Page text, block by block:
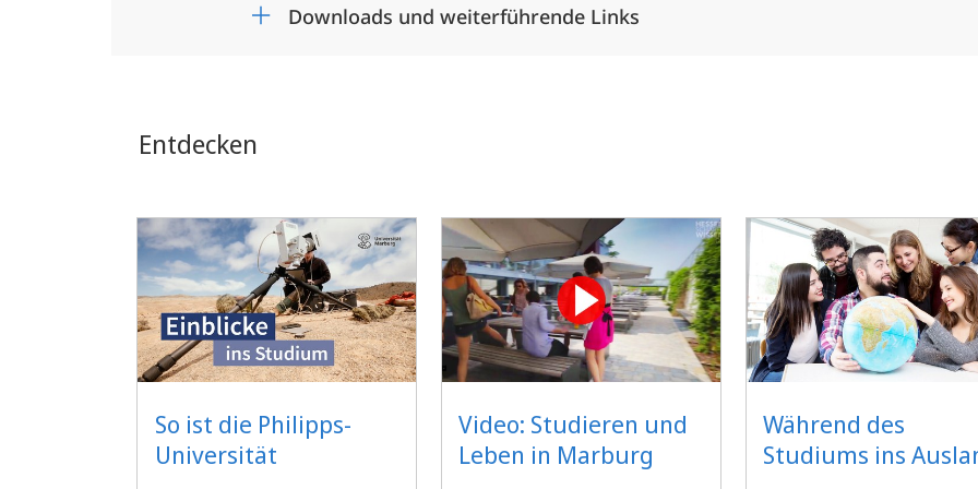
Downloads und weiterführende Links
Entdecken
So ist die Philipps-
Universität
Video: Studieren und
Leben in Marburg
Während des
Studiums ins